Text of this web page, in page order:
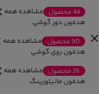
44 محصول
مشاهده همه
هدفون دور گوشی
90 محصول
مشاهده همه
هدفون روی گوشی
26 محصول
مشاهده همه
هدفون مانیتورینگ